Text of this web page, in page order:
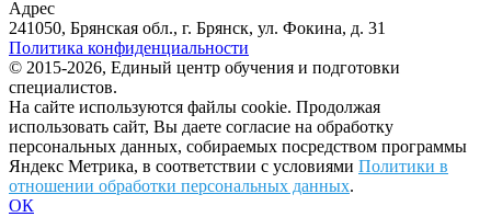
Адрес
241050, Брянская обл., г. Брянск, ул. Фокина, д. 31
Политика конфиденциальности
© 2015-2026, Единый центр обучения и подготовки
специалистов.
На сайте используются файлы cookie. Продолжая
использовать сайт, Вы даете согласие на обработку
персональных данных, собираемых посредством программы
Яндекс Метрика, в соответствии с условиями Политики в
отношении обработки персональных данных.
ОК